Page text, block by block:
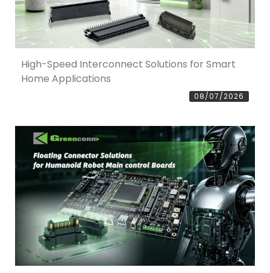
High-Speed Interconnect Solutions for Smart
Home Applications
08/07/2026